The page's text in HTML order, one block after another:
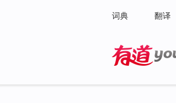
词典 翻译